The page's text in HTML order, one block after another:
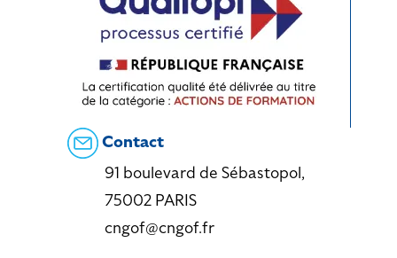
Contact
91 boulevard de Sébastopol,
75002 PARIS
cngof@cngof.fr